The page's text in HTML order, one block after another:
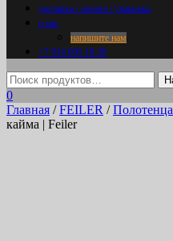
доставка / оплата / упаковка
о нас
напишите нам
+7 916 695 18 36
0
Главная /FEILER /Полотенца
кайма | Feiler